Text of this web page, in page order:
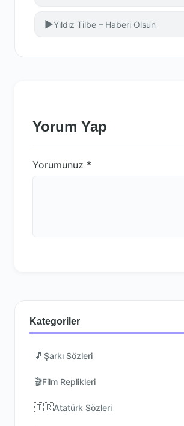
▶Yıldız Tilbe – Haberi Olsun
Yorum Yap
Yorumunuz *
Kategoriler
🎵 Şarkı Sözleri
🎬Film Replikleri
🇹🇷Atatürk Sözleri